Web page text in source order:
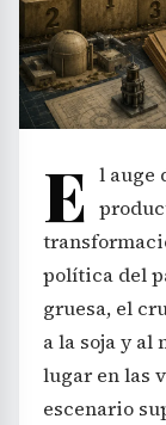
E l auge
política del
gruesa, el
a la soja y al
lugar en las
escenario